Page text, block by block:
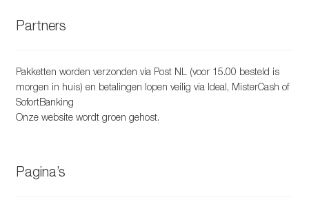
Partners
Pakketten worden verzonden via Post NL (voor 15.00 besteld is
morgen in huis) en betalingen lopen veilig via Ideal, MisterCash of
SofortBanking
Onze website wordt groen gehost.
Pagina’s